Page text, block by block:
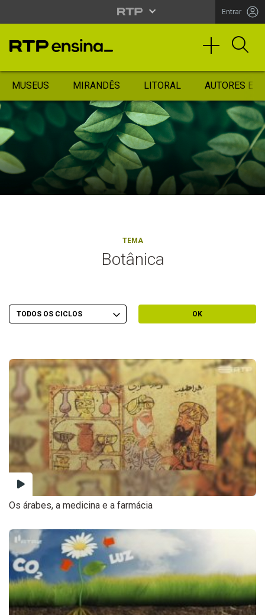
Entrar
MUSEUS MIRANDÊS LITORAL AUTORES
TEMA
Botânica
Filtrar por Ciclo
Escolher Ciclo OK
Os árabes, a medicina e a farmácia